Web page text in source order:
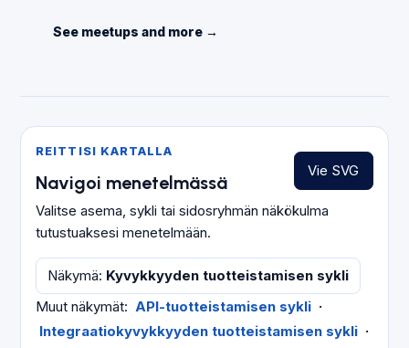
See meetups and more →
REITTISI KARTALLA
Navigoi menetelmässä
Vie SVG
Valitse asema, sykli tai sidosryhmän näkökulma
tutustuaksesi menetelmään.
Näkymä: Kyvykkyyden tuotteistamisen sykli
Muut näkymät: API-tuotteistamisen sykli ·
Integraatiokyvykkyyden tuotteistamisen sykli ·